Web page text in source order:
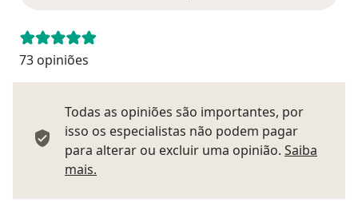
73 opiniões
Todas as opiniões são importantes, por
isso os especialistas não podem pagar
para alterar ou excluir uma opinião. Saiba
mais.